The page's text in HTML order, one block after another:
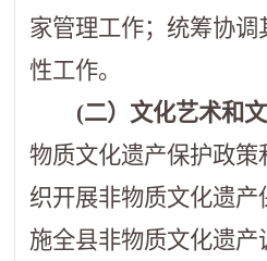
家管理工作；统筹协
性工作。
(二）文化艺术和文
物质文化遗产保护政策
织开展非物质文化遗产
施全县非物质文化遗产